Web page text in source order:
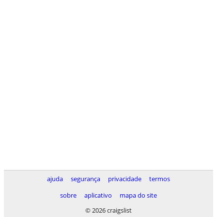
ajuda segurança privacidade
termos
sobre
aplicativo
mapa do site
© 2026 craigslist